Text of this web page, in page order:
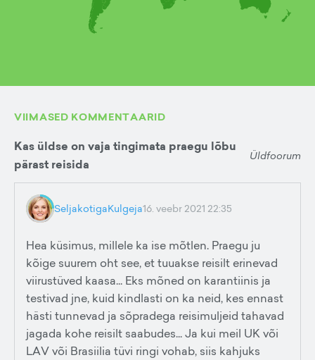
VIIMASED KOMMENTAARID
Kas üldse on vaja tingimata praegu lõbu
pärast reisida
Üldfoorum
SeljakotigaKulgeja16. veebr 2021 22:35
Hea küsimus, millele ka ise mõtlen. Praegu ju
kõige suurem oht see, et tuuakse reisilt erinevad
viirustüved kaasa... Eks mõned on karantiinis ja
testivad jne, kuid kindlasti on ka neid, kes ennast
hästi tunnevad ja sõpradega reisimuljeid tahavad
jagada kohe reisilt saabudes... Ja kui meil UK või
LAV või Brasiilia tüvi ringi vohab, siis kahjuks